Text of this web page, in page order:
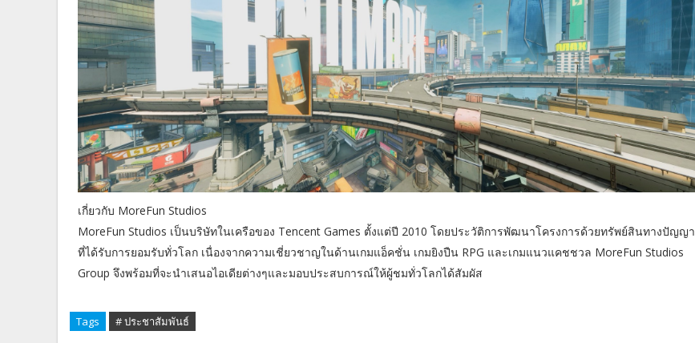
เกี่ยวกับ MoreFun Studios
MoreFun Studios เป็นบริษัทในเครือของ Tencent Games ตั้งแต่ปี 2010 โดยประวัติการพัฒนาโครงการด้วยทรัพย์สินทางปัญญา
ที่ได้รับการยอมรับทั่วโลก เนื่องจากความเชี่ยวชาญในด้านเกมแอ็คชั่น เกมยิงปืน RPG และเกมแนวแคชชวล MoreFun Studios
Group จึงพร้อมที่จะนำเสนอไอเดียต่างๆและมอบประสบการณ์ให้ผู้ชมทั่วโลกได้สัมผัส
Tags # ประชาสัมพันธ์